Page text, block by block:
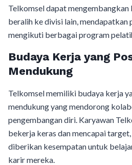
Telkomsel dapat
beralih ke divisi lain, mendapatkan
mengikuti berbagai program
Budaya Kerja yang
Mendukung
Telkomsel memiliki budaya kerja
mendukung yang mendorong
pengembangan diri. Karyawan
bekerja keras dan mencapai
diberikan kesempatan untuk
karir mereka.